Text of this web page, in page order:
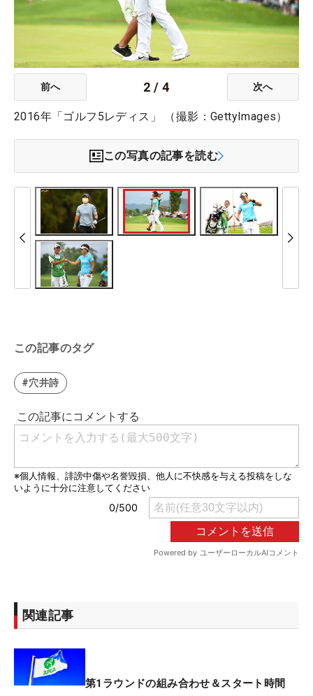
前へ 2 /4 次へ
2016年「ゴルフ5レディス」 （撮影：GettyImages）
この写真の記事を読む
この記事のタグ
#穴井詩
関連記事
第1ラウンドの組み合わせ＆スタート時間